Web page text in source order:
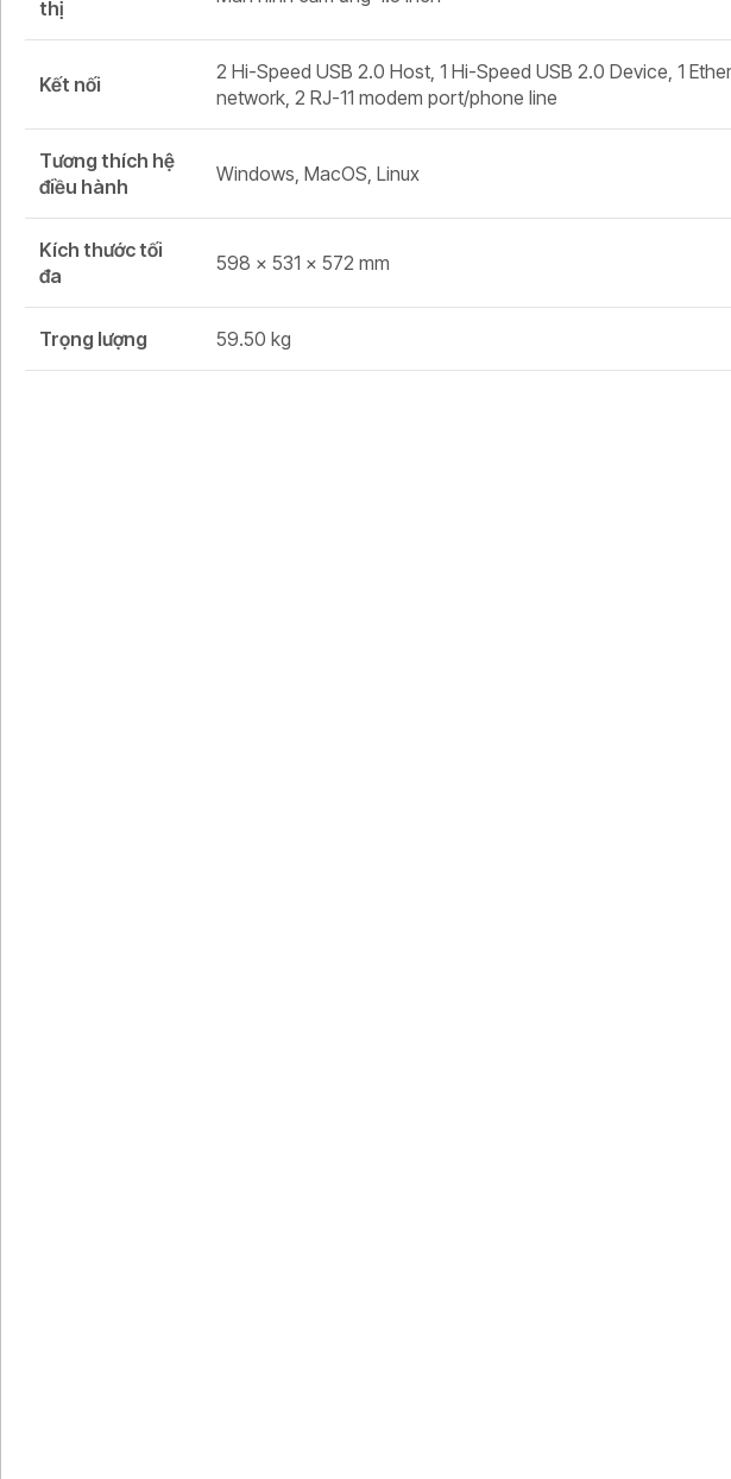
thị
Kết nối
2 Hi-Speed USB 2.0 Host, 1 Hi-Speed USB 2.0 Device, 1
network, 2 RJ-11 modem port/phone line
Tương thích hệ
điều hành
Windows, MacOS, Linux
Kích thước tối
đa
598 x 531 x 572 mm
Trọng lượng 59.50 kg